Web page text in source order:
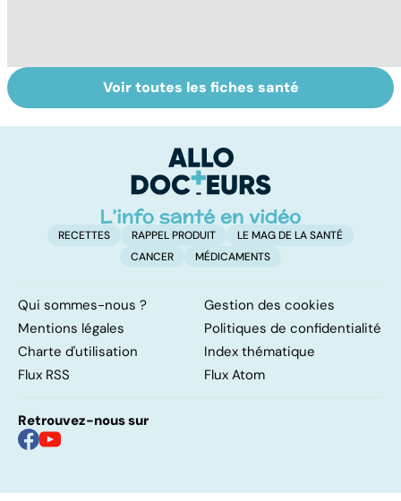
Tout savoir sur le
cancer de la
Mélanome : le
plus redouté des
peau
Voir toutes les fiches santé
RECETTES RAPPEL PRODUIT
LE MAG DE LA SANTÉ
CANCER
MÉDICAMENTS
Qui sommes-nous ?
Gestion des cookies
Mentions légales
Politiques de confidentialité
Charte d'utilisation
Index thématique
Flux RSS
Flux Atom
Retrouvez-nous sur